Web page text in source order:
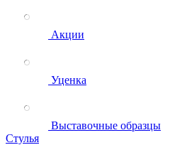
Акции
Уценка
Выставочные образцы
Стулья